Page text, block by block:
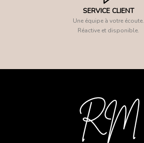
SERVICE CLIENT
Une équipe à votre écoute.
Réactive et disponible.